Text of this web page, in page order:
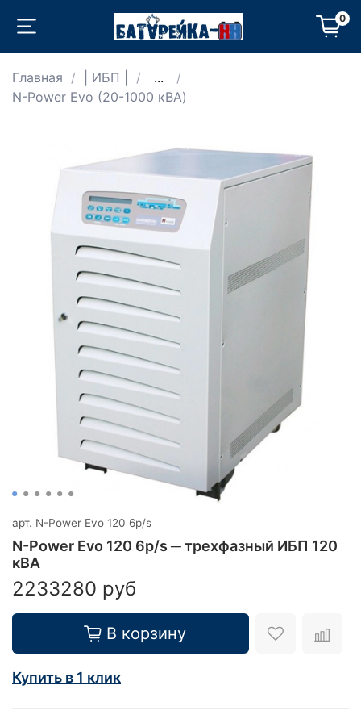
0
Главная | ИБП |
...
N-Power Evo (20-1000 кВА)
арт. N-Power Evo 120 6p/s
N-Power Evo 120 6p/s ─ трехфазный ИБП 120
кВА
2233280 руб
В корзину
Купить в 1 клик